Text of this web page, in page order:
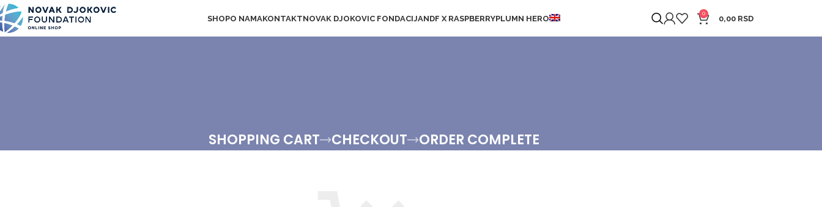
SHOPO NAMAKONTAKTNOVAK DJOKOVIC FONDACIJANDF X RASPBERRYPLUMN HERO
0
0,00 RSD
SHOPPING CART CHECKOUT ORDER COMPLETE